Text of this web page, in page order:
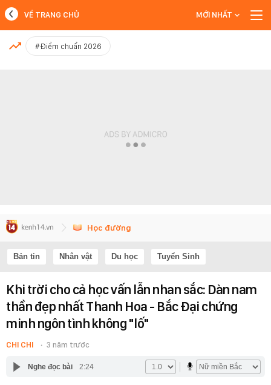
MỚI NHẤT
VỀ TRANG CHỦ MỚI NHẤT
#Điểm chuẩn 2026
Học đường
Bản tin Nhân vật Du học Tuyển Sinh
Khi trời cho cả học vấn lẫn nhan sắc: Dàn nam
thần đẹp nhất Thanh Hoa - Bắc Đại chứng
minh ngôn tình không "lố"
CHI CHI 3 năm trước
Nghe đọc bài 2:24